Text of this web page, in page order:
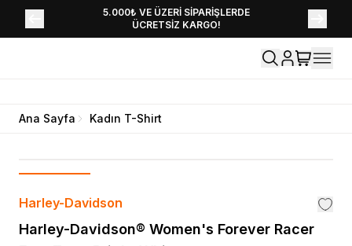
5.000₺ VE ÜZERİ SİPARİŞLERDE
ÜCRETSİZ KARGO!
YENİ SEZON KOLEKSİYONU EKLENDİ,
HEMEN KEŞFET!
Ana Sayfa Kadın T-Shirt
Harley-Davidson
Harley-Davidson® Women's Forever Racer